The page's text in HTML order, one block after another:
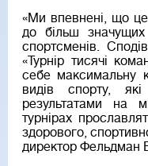
«Ми впевнені, що
до більш
спортсменів.
«Турнір тисячі
себе максимальну
видів спорту,
результатами на
турнірах
здорового,
директор Фельдман